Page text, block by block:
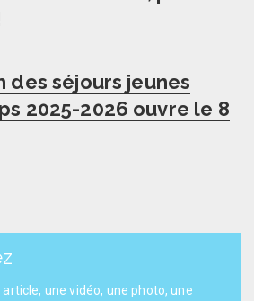
des séjours jeunes
2025-2026 ouvre le 8
une vidéo, une photo, une